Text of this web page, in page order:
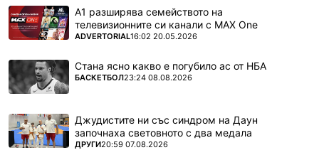
А1 разширява семейството на
телевизионните си канали с MAX One
ПОВЕЧЕ ОТ
ADVERTORIAL16:02 20.05.2026
Стана ясно какво е погубило ас от НБА
ПОВЕЧЕ ОТ
БАСКЕТБОЛ23:24 08.08.2026
Джудистите ни със синдром на Даун
започнаха световното с два медала
ПОВЕЧЕ ОТ
ДРУГИ20:59 07.08.2026